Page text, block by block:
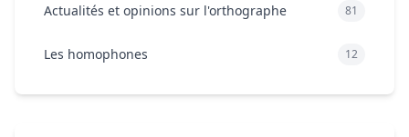
Actualités et opinions sur l'orthographe 81
Les homophones 12